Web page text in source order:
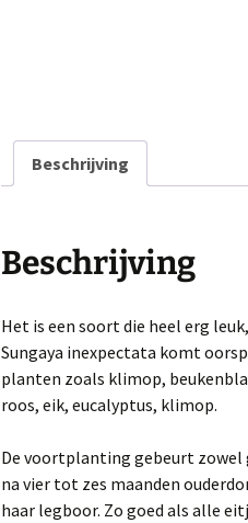
Beschrijving
Beschrijving
Het is een soort die heel erg
Sungaya inexpectata komt
planten zoals klimop,
roos, eik, eucalyptus, klimop.
De voortplanting gebeurt
na vier tot zes maanden
haar legboor. Zo goed als alle